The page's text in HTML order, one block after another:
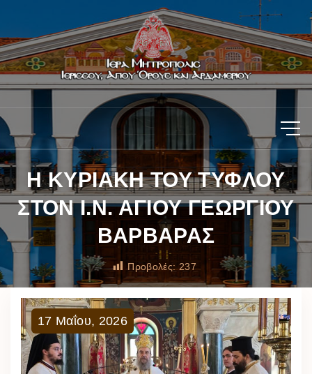
Η ΚΥΡΙΑΚΗ ΤΟΥ ΤΥΦΛΟΥ
ΣΤΟΝ Ι.Ν. ΑΓΙΟΥ ΓΕΩΡΓΙΟΥ
ΒΑΡΒΑΡΑΣ
Προβολές: 237
17 Μαΐου, 2026